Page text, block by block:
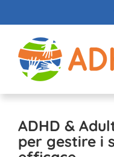
contenuto
ADHD &
per gestire i